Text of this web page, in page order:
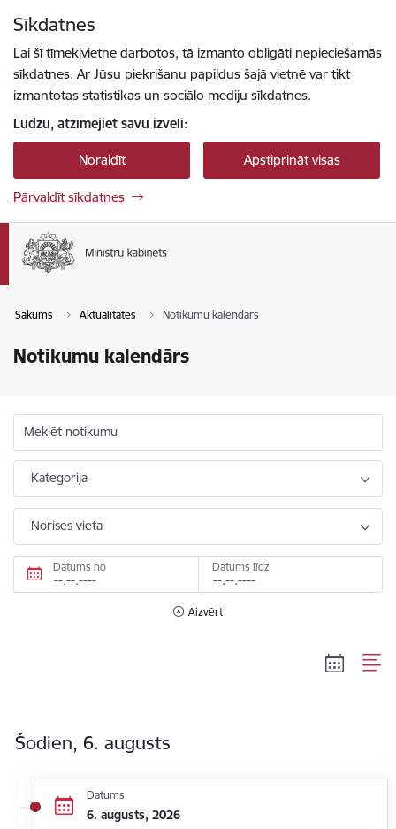
Sīkdatnes
Lai šī tīmekļvietne darbotos, tā izmanto obligāti nepieciešamās
sīkdatnes. Ar Jūsu piekrišanu papildus šajā vietnē var tikt
izmantotas statistikas un sociālo mediju sīkdatnes.
Lūdzu, atzīmējiet savu izvēli:
Noraidīt Apstiprināt visas
Pārvaldīt sīkdatnes
Sākums Aktualitātes Notikumu kalendārs
Notikumu kalendārs
Meklēt notikumu
Kategorija
Norises vieta
Datums no Datums līdz
Aizvērt
Šodien, 6. augusts
Datums
6. augusts, 2026